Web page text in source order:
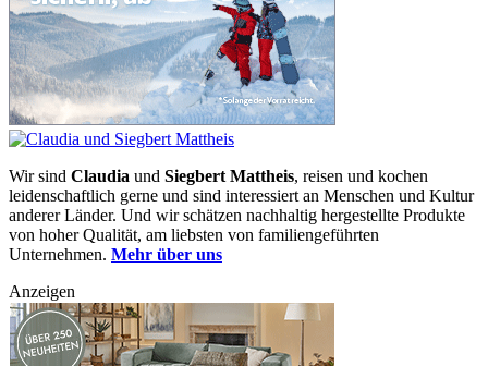
Wir sind Claudia und Siegbert Mattheis, reisen und kochen
leidenschaftlich gerne und sind interessiert an Menschen und Kultur
anderer Länder. Und wir schätzen nachhaltig hergestellte Produkte
von hoher Qualität, am liebsten von familiengeführten
Unternehmen. Mehr über uns
Anzeigen